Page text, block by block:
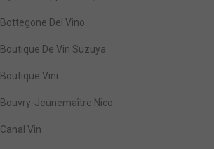
Bottegone Del Vino
Boutique De Vin Suzuya
Boutique Vini
Bouvry-Jeunemaître Nico
Canal Vin